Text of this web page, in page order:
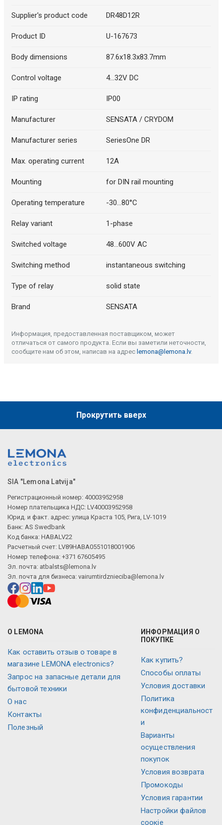
Supplier's product code DR48D12R
Product ID U-167673
Body dimensions 87.6x18.3x83.7mm
Control voltage 4...32V DC
IP rating IP00
Manufacturer SENSATA / CRYDOM
Manufacturer series SeriesOne DR
Max. operating current 12A
Mounting for DIN rail mounting
Operating temperature -30...80°C
Relay variant 1-phase
Switched voltage 48...600V AC
Switching method instantaneous switching
Type of relay solid state
Brand SENSATA
Информация, предоставленная поставщиком, может
отличаться от самого продукта. Если вы заметили неточности,
сообщите нам об этом, написав на адрес lemona@lemona.lv.
Прокрутить вверх
SIA "Lemona Latvija"
Регистрационный номер: 40003952958
Номер плательщика НДС: LV40003952958
Юрид. и факт. адрес: улица Краста 105, Рига, LV-1019
Банк: AS Swedbank
Код банка: HABALV22
Расчетный счет: LV89HABA0551018001906
Номер телефона: +371 67605495
Эл. почта: atbalsts@lemona.lv
Эл. почта для бизнеса: vairumtirdznieciba@lemona.lv
О LEMONA
Как оставить отзыв о товаре в
магазине LEMONA electronics?
Запрос на запасные детали для
бытовой техники
О нас
Контакты
Полезный
ИНФОРМАЦИЯ О
ПОКУПКЕ
Как купить?
Способы оплаты
Условия доставки
Политика
конфиденциальност
и
Варианты
осуществления
покупок
Условия возврата
Промокоды
Условия гарантии
Настройки файлов
соокіе